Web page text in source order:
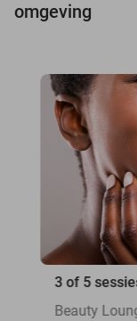
omgeving
3 of 5
Beauty